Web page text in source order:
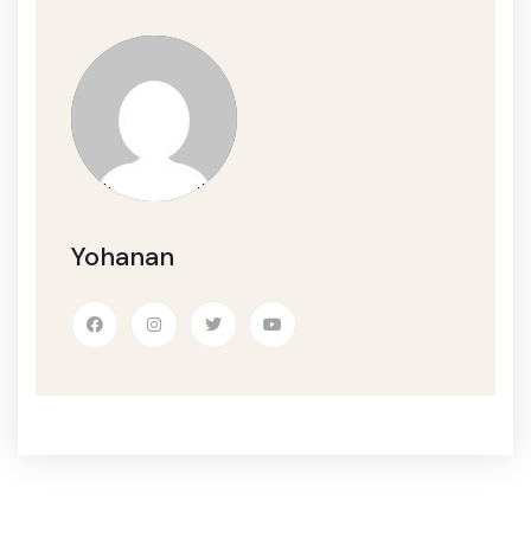
Yohanan